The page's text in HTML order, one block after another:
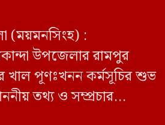
(ময়মনসিংহ) :
উপজেলার রামপুর
খাল পূণঃখনন কর্মসূচির শুভ
তথ্য ও সম্প্রচার